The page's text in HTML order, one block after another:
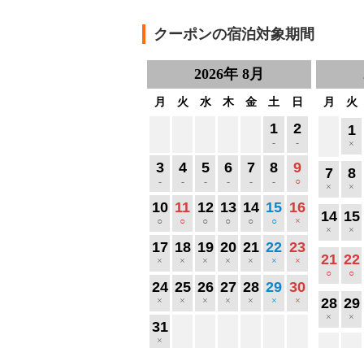
クーポンの宿泊対象期間
2026年8月
月 火 水 木 金 土 日
1
-
2
-
3
-
4
-
5
-
6
-
7
-
8
-
9
○
10
○
11
○
12
○
13
○
14
○
15
○
16
×
17
×
18
×
19
×
20
×
21
×
22
×
23
×
24
×
25
×
26
×
27
×
28
×
29
×
30
×
31
×
月 火
1
×
7
×
8
×
14
×
15
×
21
○
22
○
28
×
29
×